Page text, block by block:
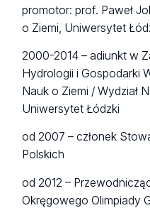
promotor: prof. Paweł
o Ziemi, Uniwersytet
2000-2014 – adiunkt w
Hydrologii i Gospodarki
Nauk o Ziemi / Wydział
Uniwersytet Łódzki
od 2007 – członek
Polskich
od 2012 –
Okręgowego Olimpiady